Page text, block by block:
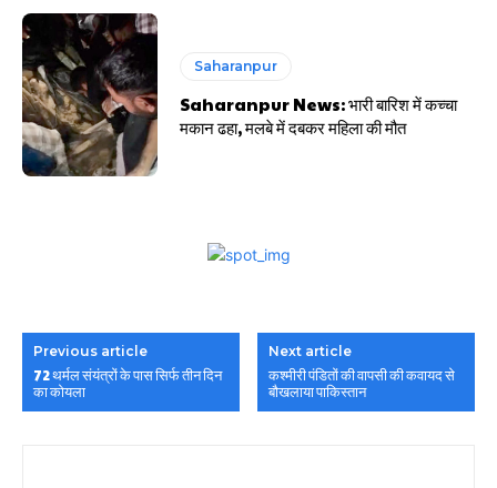
Saharanpur
Saharanpur News: भारी बारिश में कच्चा
मकान ढहा, मलबे में दबकर महिला की मौत
Previous article
72 थर्मल संयंत्रों के पास सिर्फ तीन दिन
का कोयला
Next article
कश्मीरी पंडितों की वापसी की कवायद से
बौखलाया पाकिस्तान